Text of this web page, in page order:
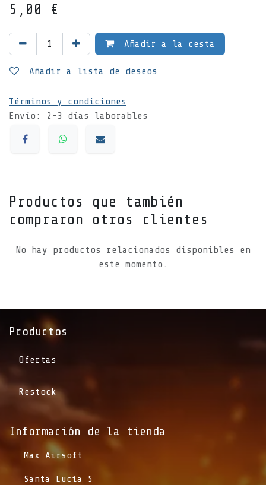
5,00 €
Añadir a la cesta
Añadir a lista de deseos
Términos y condiciones
Envío: 2-3 días laborables
Productos que también
compraron otros clientes
No hay productos relacionados disponibles en
este momento.
Productos
Ofertas
Restock
Información de la tienda​
​Max Airsoft
​Santa Lucía 5